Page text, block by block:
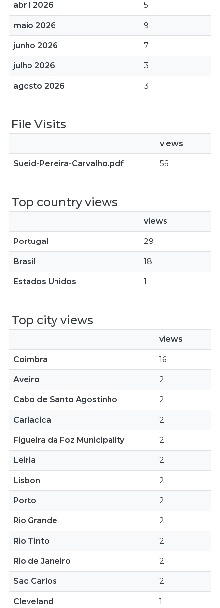
abril 2026 5
maio 2026 9
junho 2026 7
julho 2026 3
agosto 2026 3
File Visits
views
Sueid-Pereira-Carvalho.pdf 56
Top country views
views
Portugal 29
Brasil 18
Estados Unidos 1
Top city views
views
Coimbra 16
Aveiro 2
Cabo de Santo Agostinho 2
Cariacica 2
Figueira da Foz Municipality 2
Leiria 2
Lisbon 2
Porto 2
Rio Grande 2
Rio Tinto 2
Rio de Janeiro 2
São Carlos 2
Cleveland 1